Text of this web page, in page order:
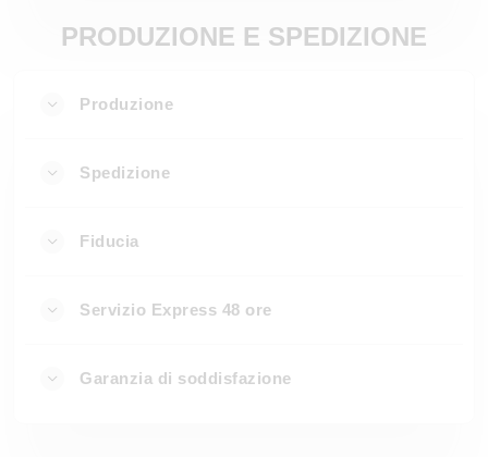
PRODUZIONE E SPEDIZIONE
Produzione
Spedizione
Fiducia
Servizio Express 48 ore
Garanzia di soddisfazione